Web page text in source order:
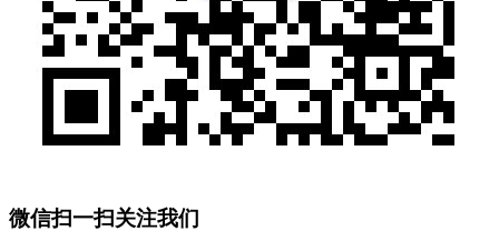
微信扫一扫关注我们